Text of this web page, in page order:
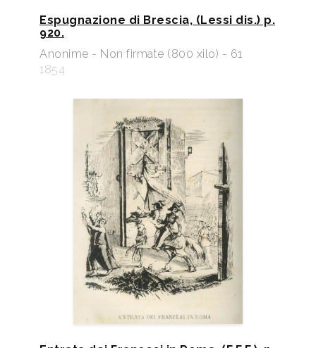
Espugnazione di Brescia, (Lessi dis.) p.
920.
Anonime - Non firmate (800 xilo) - 61
1854